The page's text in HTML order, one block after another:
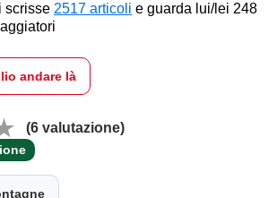
scrisse 2517 articoli e guarda lui/lei 248
andare là
(6 valutazione)